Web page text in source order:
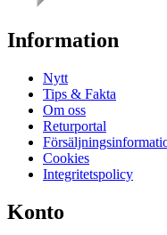
Information
Nytt
Tips & Fakta
Om oss
Returportal
Cookies
Integritetspolicy
Konto